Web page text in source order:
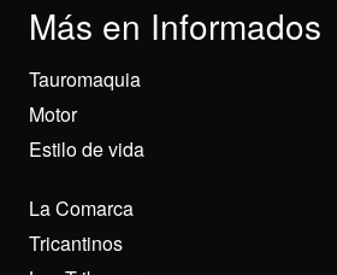
Más en Informados
Tauromaquia
Motor
Estilo de vida
La Comarca
Tricantinos